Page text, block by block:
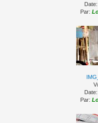
Par:
Par: